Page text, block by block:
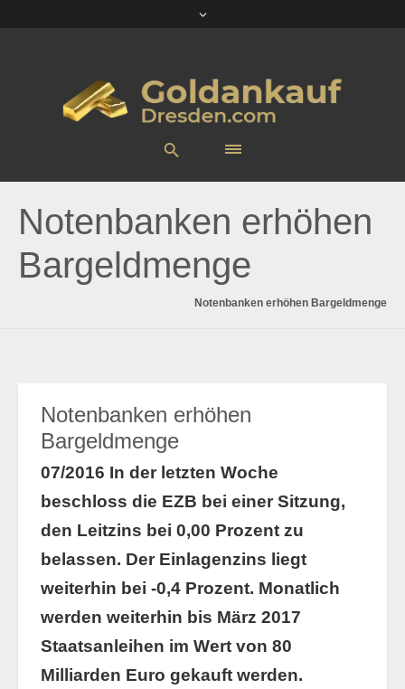
Notenbanken erhöhen
Bargeldmenge
Notenbanken erhöhen Bargeldmenge
Notenbanken erhöhen
Bargeldmenge
07/2016 In der letzten Woche
beschloss die EZB bei einer Sitzung,
den Leitzins bei 0,00 Prozent zu
belassen. Der Einlagenzins liegt
weiterhin bei -0,4 Prozent. Monatlich
werden weiterhin bis März 2017
Staatsanleihen im Wert von 80
Milliarden Euro gekauft werden.